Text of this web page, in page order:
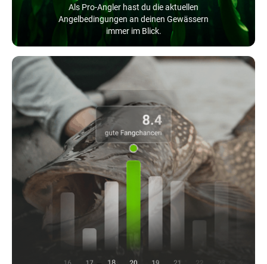
Als Pro-Angler hast du die aktuellen
Angelbedingungen an deinen Gewässern
immer im Blick.